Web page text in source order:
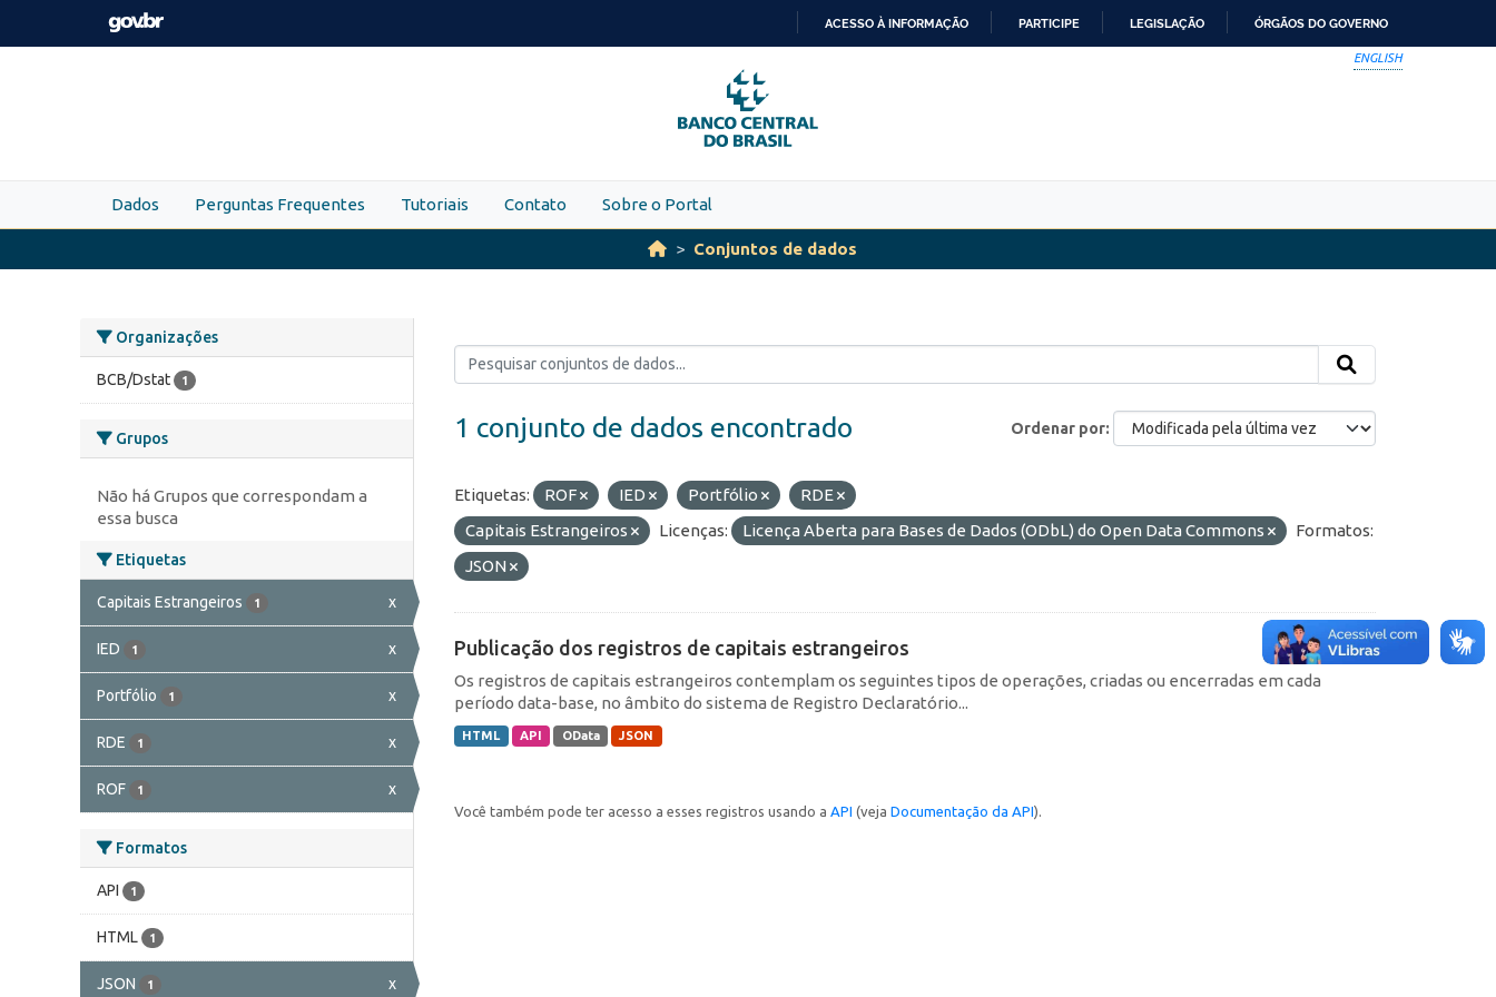
Skip to main content
PARA
O
CONTEÚDO
ACESSO À INFORMAÇÃO PARTICIPE LEGISLAÇÃO ÓRGÃOS DO GOVERNO
ENGLISH
Dados Perguntas Frequentes Tutoriais Contato Sobre o Portal
Conjuntos de dados
Organizações
BCB/Dstat 1
Grupos
Não há Grupos que correspondam a
essa busca
Etiquetas
Capitais Estrangeiros 1 x
IED 1 x
Portfólio 1 x
RDE 1 x
ROF 1 x
Formatos
API 1
HTML 1
JSON 1 x
Ordenar por
1 conjunto de dados encontrado
Etiquetas: ROF IED Portfólio
RDE
Capitais Estrangeiros
Licenças: Licença Aberta para Bases de Dados (ODbL) do Open Data Commons
Formatos:
JSON
Publicação dos registros de capitais estrangeiros
Os registros de capitais estrangeiros contemplam os seguintes tipos de operações, criadas ou encerradas em cada
período data-base, no âmbito do sistema de Registro Declaratório...
HTML API OData JSON
Você também pode ter acesso a esses registros usando a API (veja Documentação da API).